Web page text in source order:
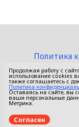
Политика
© 2015-2026
Федеральной
информационных
Продолжая работу с
использование cookies
также соглашаетесь с
Политика
Оставаясь на сайте, вы
ваши персональные
Метрика.
Согласен